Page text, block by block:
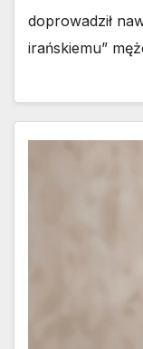
doprowadził
irańskiemu”